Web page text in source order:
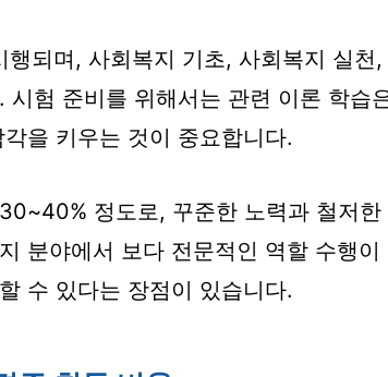
행되며, 사회복지 기초, 사회복지 실
시험 준비를 위해서는 관련 이론 학습
을 키우는 것이 중요합니다.
정도로, 꾸준한 노력과 철저한
분야에서 보다 전문적인 역할 수행
수 있다는 장점이 있습니다.